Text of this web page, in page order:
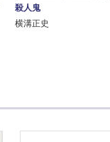
殺人鬼
横溝正史